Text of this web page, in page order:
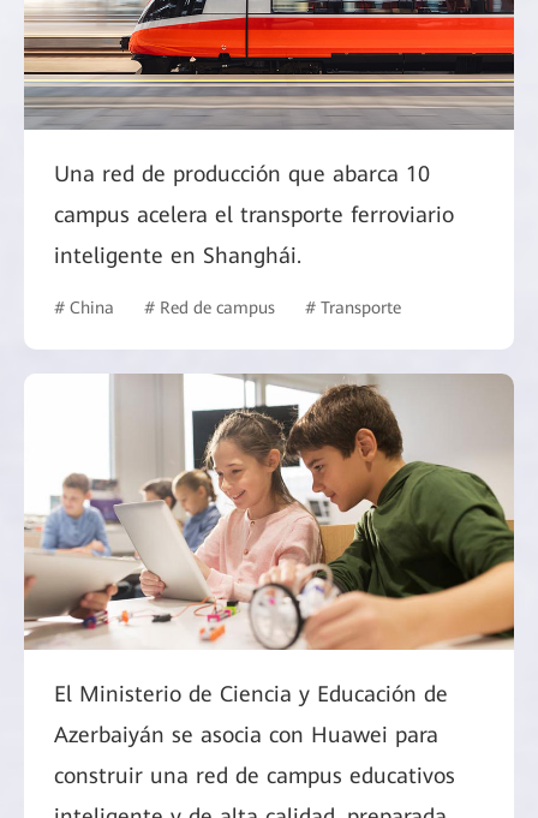
Una red de producción que abarca 10
campus acelera el transporte ferroviario
inteligente en Shanghái.
# China # Red de campus # Transporte
El Ministerio de Ciencia y Educación de
Azerbaiyán se asocia con Huawei para
construir una red de campus educativos